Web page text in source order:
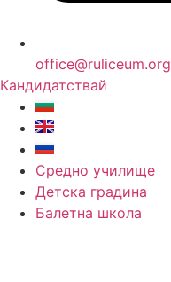
office@ruliceum.org
Кандидатствай
Средно училище
Детска градина
Балетна школа